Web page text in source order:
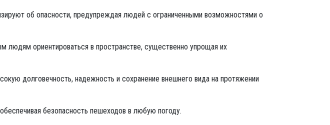
об опасности, предупреждая людей с ограниченными возможностями о
ориентироваться в пространстве, существенно упрощая их
долговечность, надежность и сохранение внешнего вида на протяжении
безопасность пешеходов в любую погоду.